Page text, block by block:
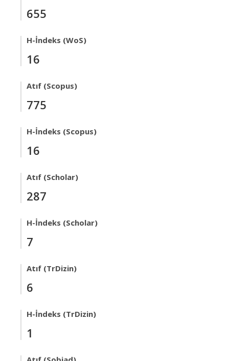
655
H-İndeks (WoS)
16
Atıf (Scopus)
775
H-İndeks (Scopus)
16
Atıf (Scholar)
287
H-İndeks (Scholar)
7
Atıf (TrDizin)
6
H-İndeks (TrDizin)
1